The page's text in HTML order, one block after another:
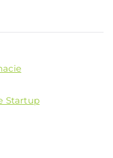
Startup